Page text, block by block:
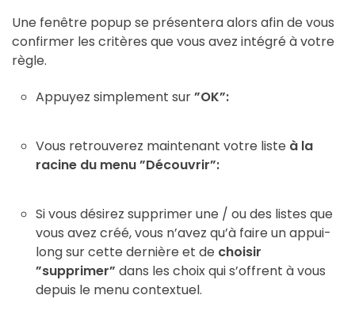
Une fenêtre popup se présentera alors afin de vous
confirmer les critères que vous avez intégré à votre
règle.
Appuyez simplement sur”OK”:
Vous retrouverez maintenant votre liste à la
racine du menu ”Découvrir”:
Si vous désirez supprimer une / ou des listes que
vous avez créé, vous n’avez qu’à faire un appui-
long sur cette dernière et de choisir
”supprimer” dans les choix qui s’offrent à vous
depuis le menu contextuel.